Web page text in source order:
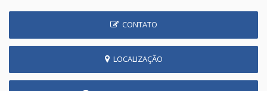
CONTATO
LOCALIZAÇÃO